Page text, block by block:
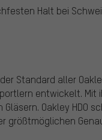
Halt bei
Standard aller
entwickelt.
Oakley HDO
größtmöglichen